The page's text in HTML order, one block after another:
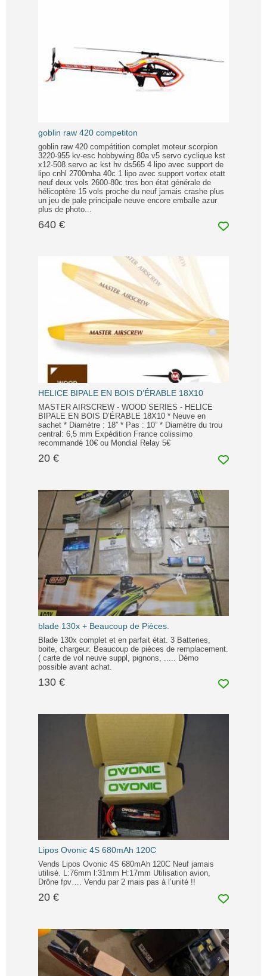
goblin raw 420 competiton
goblin raw 420 compétition complet moteur scorpion
3220-955 kv-esc hobbywing 80a v5 servo cyclique kst
x12-508 servo ac kst hv ds565 4 lipo avec support de
lipo cnhl 2700mha 40c 1 lipo avec support vortex etatt
neuf deux vols 2600-80c tres bon état générale de
hélicoptère 15 vols proche du neuf jamais crashe plus
un jeu de pale principale neuve encore emballe azur
plus de photo...
640 €
HELICE BIPALE EN BOIS D’ÉRABLE 18X10
MASTER AIRSCREW - WOOD SERIES - HELICE
BIPALE EN BOIS D’ÉRABLE 18X10 * Neuve en
sachet * Diamètre : 18” * Pas : 10” * Diamètre du trou
central: 6,5 mm Expédition France colissimo
recommandé 10€ ou Mondial Relay 5€
20 €
blade 130x + Beaucoup de Pièces.
Blade 130x complet et en parfait état. 3 Batteries,
boite, chargeur. Beaucoup de pièces de remplacement.
( carte de vol neuve suppl, pignons, ..... Démo
possible avant achat.
130 €
Lipos Ovonic 4S 680mAh 120C
Vends Lipos Ovonic 4S 680mAh 120C Neuf jamais
utilisé. L:76mm l:31mm H:17mm Utilisation avion,
Drône fpv…. Vendu par 2 mais pas à l’unité !!
20 €